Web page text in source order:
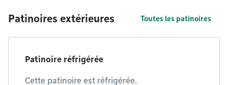
Patinoires extérieures Toutes les patinoires
Patinoire réfrigérée
Cette patinoire est réfrigérée.